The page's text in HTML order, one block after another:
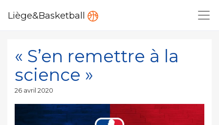
Liège&Basketball
« S’en remettre à la
science »
Publié
26 avril 2020